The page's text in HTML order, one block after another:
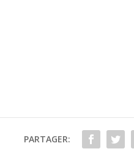
PARTAGER: